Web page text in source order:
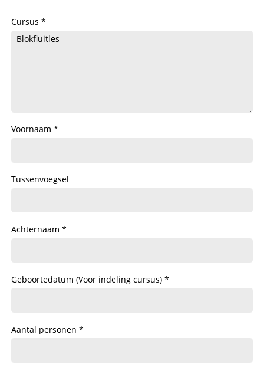
Cursus
Voornaam
Tussenvoegsel
Achternaam
Geboortedatum (Voor indeling cursus)
Aantal personen